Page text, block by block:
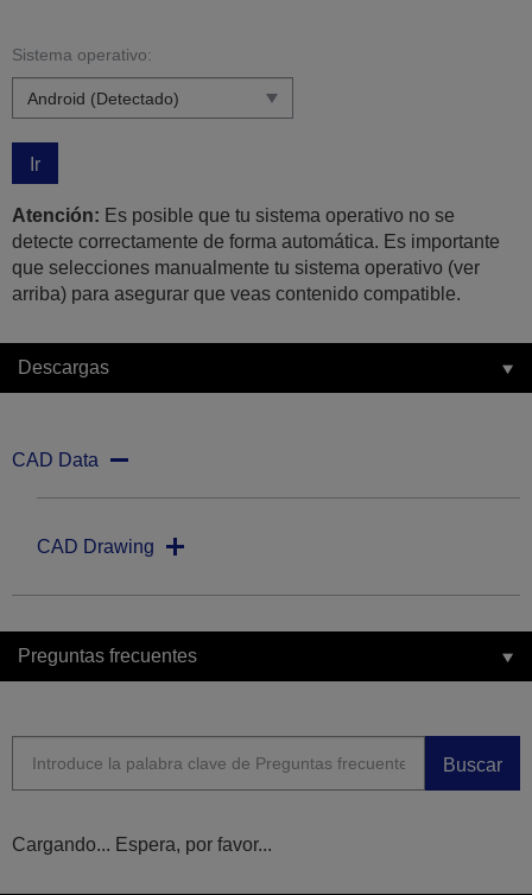
Sistema operativo:
Ir
Atención: Es posible que tu sistema operativo no se
detecte correctamente de forma automática. Es importante
que selecciones manualmente tu sistema operativo (ver
arriba) para asegurar que veas contenido compatible.
Descargas
CAD Data
CAD Drawing
Preguntas frecuentes
Buscar
Cargando... Espera, por favor...